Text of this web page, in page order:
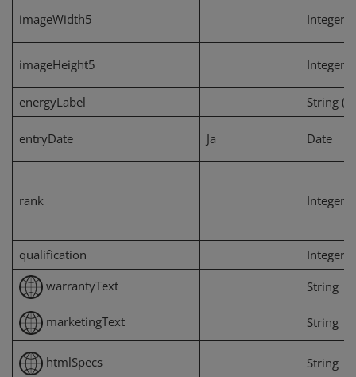
imageWidth5 Integer
imageHeight5 Integer
energyLabel String
entryDate Ja Date
rank Integer
qualification
Integer
warrantyText
String
marketingText String
htmlSpecs String